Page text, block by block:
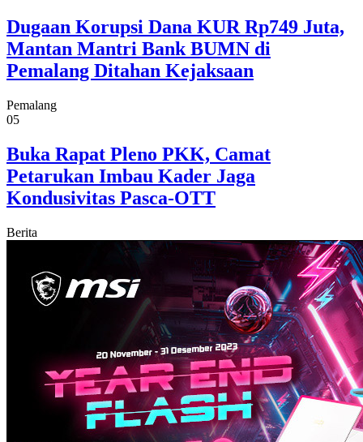
Dugaan Korupsi Dana KUR Rp749 Juta,
Mantan Mantri Bank BUMN di
Pemalang Ditahan Kejaksaan
Pemalang
05
Buka Rapat Pleno PKK, Camat
Petarukan Imbau Kader Jaga
Kondusivitas Pasca-OTT
Berita